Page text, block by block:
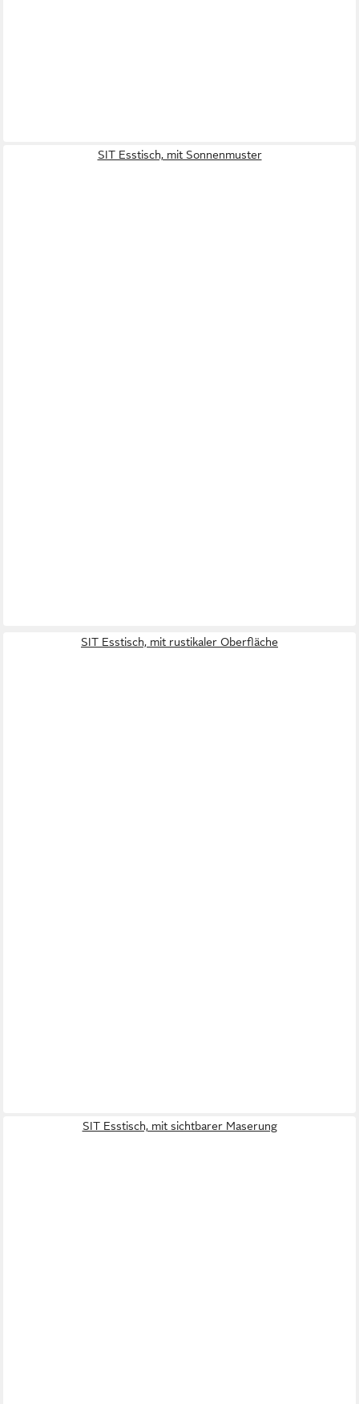
SIT Esstisch, mit Sonnenmuster
SIT Esstisch, mit rustikaler Oberfläche
SIT Esstisch, mit sichtbarer Maserung